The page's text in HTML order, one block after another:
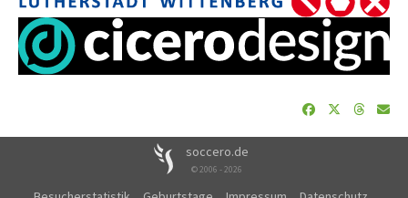
soccero.de
© 2006 - 2026